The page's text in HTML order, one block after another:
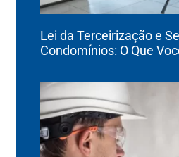
Lei da Terceirização e
Condomínios: O Que